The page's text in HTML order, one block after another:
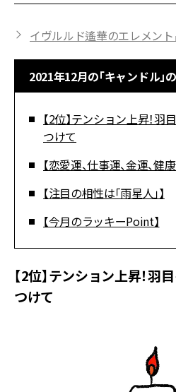
イヴルルド遙華のエレメン
2021年12月の「キャンドル」
【2位】テンション上昇！
つけて
【恋愛運、仕事運、金運、健康
【注目の相性は「雨星人」】
【今月のラッキーPoint】
【2位】テンション上昇！羽
つけて